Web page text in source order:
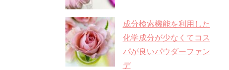
成分検索機能を利用した
化学成分が少なくてコス
パが良いパウダーファン
デ